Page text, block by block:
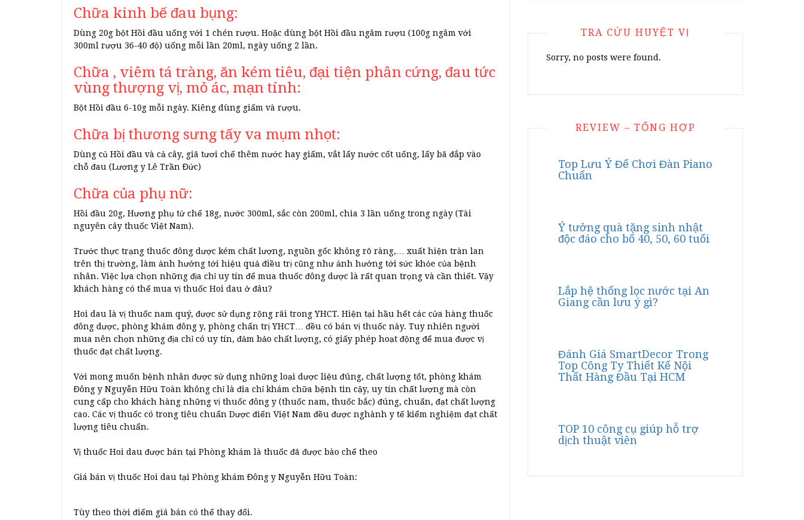
Chữa kinh bế đau bụng:
Dùng 20g bột Hồi đầu uống với 1 chén rượu. Hoặc dùng bột Hồi đầu ngâm rượu (100g ngâm với
300ml rượu 36-40 độ) uống mỗi lần 20ml, ngày uống 2 lần.
Chữa , viêm tá tràng, ăn kém tiêu, đại tiện phân cứng, đau tức
vùng thượng vị, mỏ ác, mạn tính:
Bột Hồi đầu 6-10g mỗi ngày. Kiêng dùng giấm và rượu.
Chữa bị thương sưng tấy va mụm nhọt:
Dùng củ Hồi đầu và cả cây, giã tươi chế thêm nước hay giấm, vắt lấy nước cốt uống, lấy bã đắp vào
chỗ đau (Lương y Lê Trần Đức)
Chữa của phụ nữ:
Hồi đầu 20g, Hương phụ tử chế 18g, nước 300ml, sắc còn 200ml, chia 3 lần uống trong ngày (Tài
nguyên cây thuốc Việt Nam).
Trước thực trạng thuốc đông dược kém chất lượng, nguồn gốc không rõ ràng,… xuất hiện tràn lan
trên thị trường, làm ảnh hưởng tới hiệu quả điều trị cũng như ảnh hưởng tới sức khỏe của bệnh
nhân. Việc lựa chọn những địa chỉ uy tín để mua thuốc đông dược là rất quan trọng và cần thiết. Vậy
khách hàng có thể mua vị thuốc Hoi dau ở đâu?
Hoi dau là vị thuốc nam quý, được sử dụng rộng rãi trong YHCT. Hiện tại hầu hết các cửa hàng thuốc
đông dược, phòng khám đông y, phòng chẩn trị YHCT… đều có bán vị thuốc này. Tuy nhiên người
mua nên chọn những địa chỉ có uy tín, đảm bảo chất lượng, có giấy phép hoạt động để mua được vị
thuốc đạt chất lượng.
Với mong muốn bệnh nhân được sử dụng những loại dược liệu đúng, chất lượng tốt, phòng khám
Đông y Nguyễn Hữu Toàn không chỉ là đia chỉ khám chữa bệnh tin cậy, uy tín chất lượng mà còn
cung cấp cho khách hàng những vị thuốc đông y (thuốc nam, thuốc bắc) đúng, chuẩn, đạt chất lượng
cao. Các vị thuốc có trong tiêu chuẩn Dược điển Việt Nam đều được nghành y tế kiểm nghiệm đạt chất
lượng tiêu chuẩn.
Vị thuốc Hoi dau được bán tại Phòng khám là thuốc đã được bào chế theo
Giá bán vị thuốc Hoi dau tại Phòng khám Đông y Nguyễn Hữu Toàn:
Tùy theo thời điểm giá bán có thể thay đổi.
TRA CỨU HUYỆT VỊ
Sorry, no posts were found.
REVIEW – TỔNG HỢP
Top Lưu Ý Để Chơi Đàn Piano
Chuẩn
Ý tưởng quà tặng sinh nhật
độc đáo cho bố 40, 50, 60 tuổi
Lắp hệ thống lọc nước tại An
Giang cần lưu ý gì?
Đánh Giá SmartDecor Trong
Top Công Ty Thiết Kế Nội
Thất Hàng Đầu Tại HCM
TOP 10 công cụ giúp hỗ trợ
dịch thuật viên